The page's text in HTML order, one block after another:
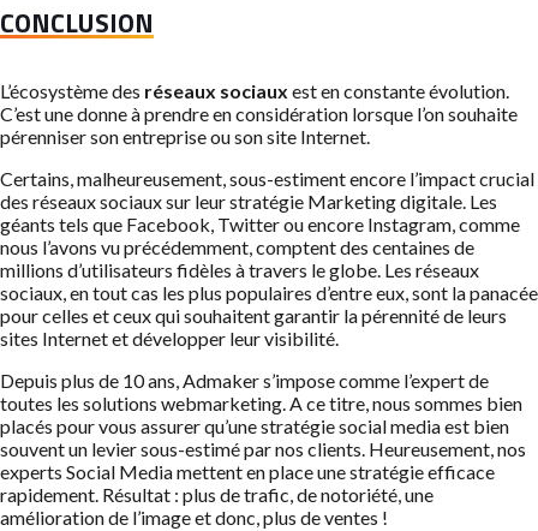
CONCLUSION
L’écosystème des réseaux sociaux est en constante évolution.
C’est une donne à prendre en considération lorsque l’on souhaite
pérenniser son entreprise ou son site Internet.
Certains, malheureusement, sous-estiment encore l’impact crucial
des réseaux sociaux sur leur stratégie Marketing digitale. Les
géants tels que Facebook, Twitter ou encore Instagram, comme
nous l’avons vu précédemment, comptent des centaines de
millions d’utilisateurs fidèles à travers le globe. Les réseaux
sociaux, en tout cas les plus populaires d’entre eux, sont la panacée
pour celles et ceux qui souhaitent garantir la pérennité de leurs
sites Internet et développer leur visibilité.
Depuis plus de 10 ans, Admaker s’impose comme l’expert de
toutes les solutions webmarketing. A ce titre, nous sommes bien
placés pour vous assurer qu’une stratégie social media est bien
souvent un levier sous-estimé par nos clients. Heureusement, nos
experts Social Media mettent en place une stratégie efficace
rapidement. Résultat : plus de trafic, de notoriété, une
amélioration de l’image et donc, plus de ventes !